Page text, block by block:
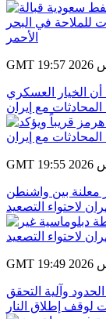
الخيار العسكري
مع إيران
بين واشنطن
لاحتواء التصعيد
وآلية التحقق
إطلاق النار